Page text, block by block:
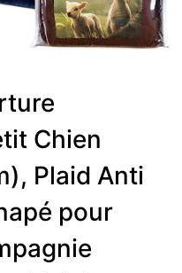
Chien
Plaid Anti
pour